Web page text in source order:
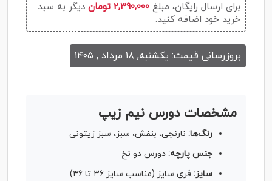
برای ارسال رایگان، مبلغ 2,390,000 تومان
دیگر به سبد
خرید خود اضافه کنید.
بروزرسانی قیمت: یکشنبه, ۱۸ مرداد , ۱۴۰۵
مشخصات دورس نیم زیپ
رنگ‌ها: نارنجی، بنفش، سبز، سبز زیتونی
جنس پارچه: دورس دو نخ
سایز: فری سایز (مناسب سایز ۳۶ تا ۴۶)